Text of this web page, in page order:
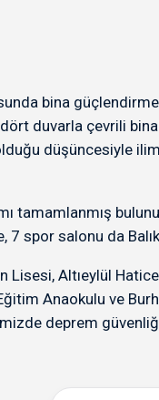
bina
duvarla çevrili
düşüncesiyle
tamamlanmış
spor salonu da
Lisesi, Altıeylül
Anaokulu ve
deprem